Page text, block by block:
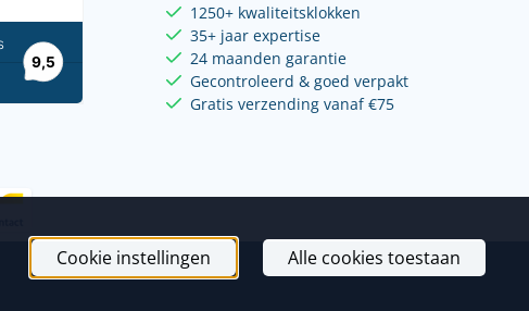
1250+ kwaliteitsklokken
35+ jaar expertise
24 maanden garantie
Gecontroleerd & goed verpakt
Gratis verzending vanaf €75
Cookie instellingen Alle cookies toestaan